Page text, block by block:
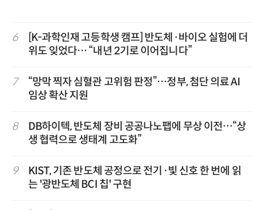
6
[K-과학인재 고등학생 캠프] 반도체·바이오 실험에 더
위도 잊었다… “내년 2기로 이어집니다”
7
“망막 찍자 심혈관 고위험 판정”…정부, 첨단 의료 AI
임상 확산 지원
8
DB하이텍, 반도체 장비 공공나노팹에 무상 이전…“상
생 협력으로 생태계 고도화”
9
KIST, 기존 반도체 공정으로 전기·빛 신호 한 번에 읽
는 '광반도체 BCI 칩' 구현